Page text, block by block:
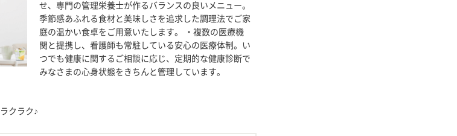
せ、専門の管理栄養士が作るバランスの良いメニュー。
季節感あふれる食材と美味しさを追求した調理法でご家
庭の温かい食卓をご用意いたします。 ・複数の医療機
関と提携し、看護師も常駐している安心の医療体制。い
つでも健康に関するご相談に応じ、定期的な健康診断で
みなさまの心身状態をきちんと管理しています。
クラク♪